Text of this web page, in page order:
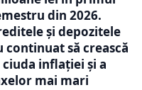
din 2026.
și depozitele
continuat să crească
inflației și a
mai mari